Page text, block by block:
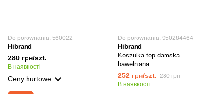
Do porównania: 560022
Hibrand
280 грн/szt.
В наявності
Ceny hurtowe
Do porównania: 950284464
Hibrand
Koszulka-top damska
bawełniana
252 грн/szt. 280 грн
В наявності